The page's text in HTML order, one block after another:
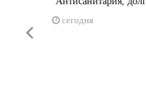
сегодня